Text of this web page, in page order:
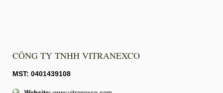
CÔNG TY TNHH VITRANEXCO
MST: 0401439108